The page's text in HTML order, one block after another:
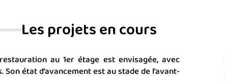
Les projets en cours
au 1er étage est envisagée, avec
état d’avancement est au stade de l’avant-